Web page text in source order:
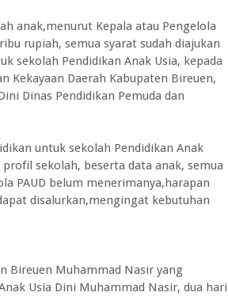
anak,menurut Kepala atau Pengelola
rupiah, semua syarat sudah diajukan
sekolah Pendidikan Anak Usia, kepada
Kekayaan Daerah Kabupaten Bireuen,
Dinas Pendidikan Pemuda dan
untuk sekolah Pendidikan Anak
sekolah, beserta data anak, semua
PAUD belum menerimanya,harapan
disalurkan,mengingat kebutuhan
Bireuen Muhammad Nasir yang
Usia Dini Muhammad Nasir, dua hari